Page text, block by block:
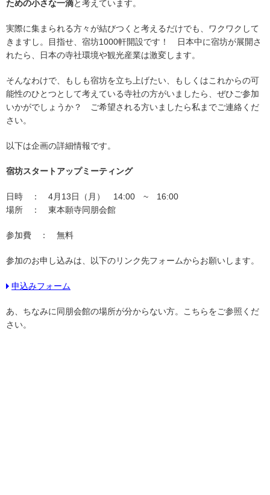
ための小さな一滴と考えています。
実際に集まられる方々が結びつくと考えるだけでも、ワクワクして
きますし。目指せ、宿坊1000軒開設です！ 日本中に宿坊が展開さ
れたら、日本の寺社環境や観光産業は激変します。
そんなわけで、もしも宿坊を立ち上げたい、もしくはこれからの可
能性のひとつとして考えている寺社の方がいましたら、ぜひご参加
いかがでしょうか？ ご希望される方いましたら私までご連絡くだ
さい。
以下は企画の詳細情報です。
宿坊スタートアップミーティング
日時 ： 4月13日（月） 14:00 ~ 16:00
場所 ： 東本願寺同朋会館
参加費 ： 無料
参加のお申し込みは、以下のリンク先フォームからお願いします。
申込みフォーム
あ、ちなみに同朋会館の場所が分からない方。こちらをご参照くだ
さい。